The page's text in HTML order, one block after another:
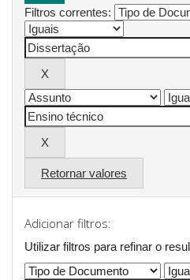
Filtros correntes:
Retornar valores
Adicionar filtros:
Utilizar filtros para refinar o